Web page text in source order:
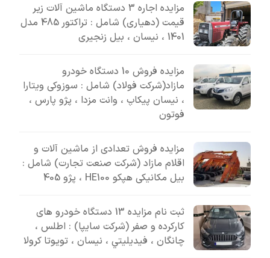
مزایده اجاره 3 دستگاه ماشین آلات زیر
قیمت (دهیاری) شامل : تراکتور 485 مدل
1401 ، نیسان ، بیل زنجیری
مزایده فروش 10 دستگاه خودرو
مازاد(شرکت فولاد) شامل : سوزوکی ویتارا
، نیسان پیکاپ ، وانت مزدا ، پژو پارس ،
فوتون
مزایده فروش تعدادی از ماشین آلات و
اقلام مازاد (شرکت صنعت تجارت) شامل :
بیل مکانیکی هپکو HE100 ، پژو 405
ثبت نام مزایده 13 دستگاه خودرو های
کارکرده و صفر (شرکت سایپا) : اطلس ،
چانگان ، فيديليتي ، نیسان ، تویوتا کرولا